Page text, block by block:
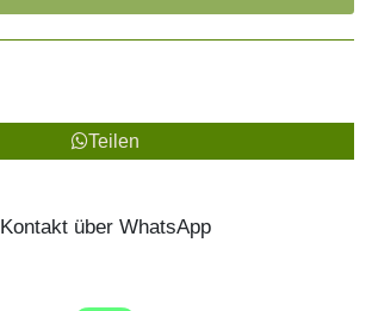
Teilen
Kontakt über WhatsApp